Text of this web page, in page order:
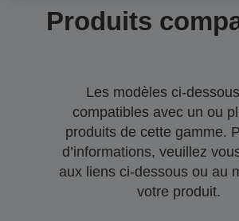
Produits
Les modèles ci-
compatibles avec un ou
produits de cette gamme.
d’informations, veuillez
aux liens ci-dessous ou au
votre produit.